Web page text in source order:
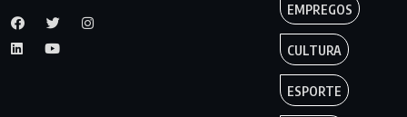
EMPREGOS
CULTURA
ESPORTE